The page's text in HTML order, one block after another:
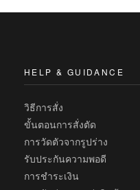
เปรียบ
เทียบ
HELP & GUIDANCE
วิธีการสั่ง
ขั้นตอนการสั่งตัด
การวัดตัวจากรูปร่าง
รับประกันความพอดี
การชำระเงิน